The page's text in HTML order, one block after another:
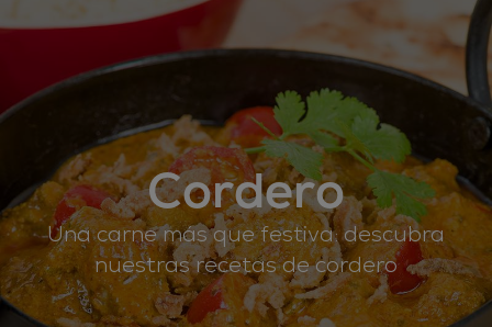
Cordero
Una carne más que festiva: descubra
nuestras recetas de cordero